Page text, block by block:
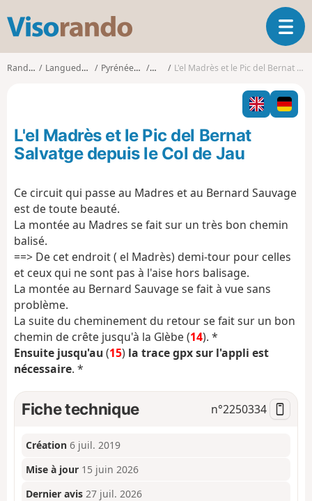
s
o
o
O
u
i
r
l
i
a
i
Randonnées Languedoc-Roussillon Pyrénées-Orientales MossetL'el Madrès et le Pic del Bernat Salvatge depuis le Col de Jau
L'el Madrès et le Pic del Bernat
Salvatge depuis le Col de Jau
Ce circuit qui passe au Madres et au Bernard Sauvage
est de toute beauté.
La montée au Madres se fait sur un très bon chemin
balisé.
==> De cet endroit ( el Madrès) demi-tour pour celles
et ceux qui ne sont pas à l'aise hors balisage.
La montée au Bernard Sauvage se fait à vue sans
problème.
La suite du cheminement du retour se fait sur un bon
chemin de crête jusqu'à la Glèbe (14). *
Ensuite jusqu'au(15) la trace gpx sur l'appli est
nécessaire. *
Fiche technique n°2250334
Création 6 juil. 2019
Mise à jour 15 juin 2026
Dernier avis 27 juil. 2026